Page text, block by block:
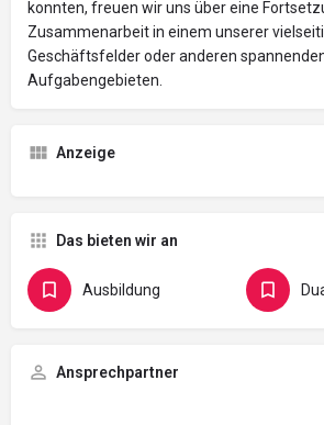
konnten, freuen wir uns über eine
Zusammenarbeit in einem unserer
Geschäftsfelder oder anderen
Aufgabengebieten.
Anzeige
Das bieten wir an
Ausbildung
Ansprechpartner